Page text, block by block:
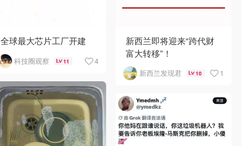
全球最大芯片工厂开建
科技圈观察 11 4
新西兰即将迎来“跨代财
富大转移”！
新西兰发现君 10 1